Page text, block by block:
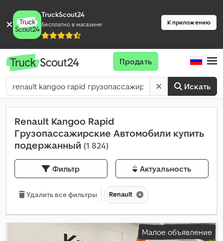
TruckScout24
Бесплатно в магазине К приложению
Искать
Продать
Renault Kangoo Rapid
Грузопассажирские Автомобили купить
подержанный (1 824)
Фильтр Актуальность
Удалить все фильтры Renault
Малое объявление